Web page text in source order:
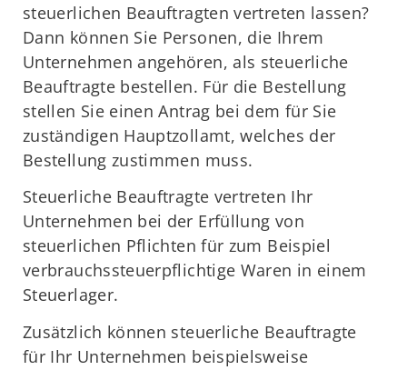
steuerlichen Beauftragten vertreten lassen?
Dann können Sie Personen, die Ihrem
Unternehmen angehören, als steuerliche
Beauftragte bestellen. Für die Bestellung
stellen Sie einen Antrag bei dem für Sie
zuständigen Hauptzollamt, welches der
Bestellung zustimmen muss.
Steuerliche Beauftragte vertreten Ihr
Unternehmen bei der Erfüllung von
steuerlichen Pflichten für zum Beispiel
verbrauchssteuerpflichtige Waren in einem
Steuerlager.
Zusätzlich können steuerliche Beauftragte
für Ihr Unternehmen beispielsweise